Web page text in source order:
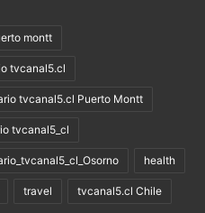
montt
tvcanal5.cl
tvcanal5.cl Puerto Montt
tvcanal5_cl
health
travel tvcanal5.cl Chile